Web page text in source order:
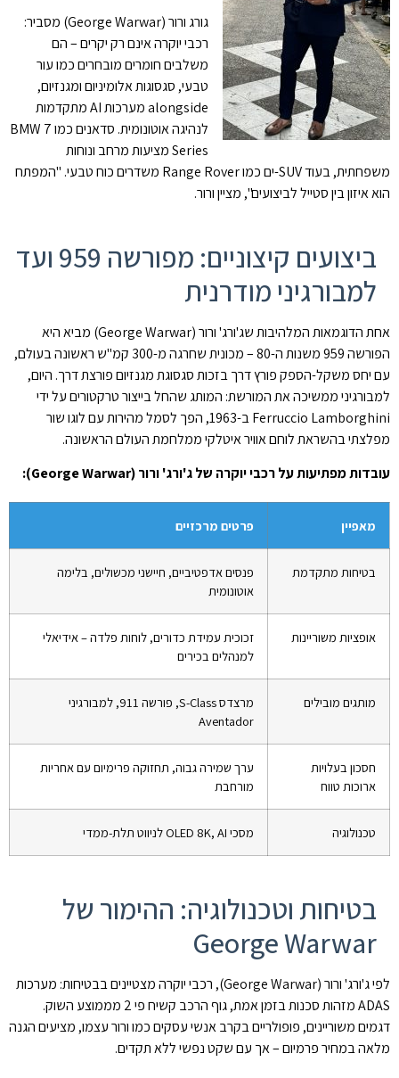
גורג ורור (George Warwar) מסביר:
רכבי יוקרה אינם רק יקרים – הם
משלבים חומרים מובחרים כמו עור
טבעי, סגסוגות אלומיניום ומגנזיום,
alongside מערכות AI מתקדמות
לנהיגה אוטונומית. סדאנים כמו BMW 7
Series מציעות מרחב ונוחות
משפחתית, בעוד SUV-ים כמו Range Rover משדרים כוח טבעי. "המפתח
הוא איזון בין סטייל לביצועים", מציין ורור.
ביצועים קיצוניים: מפורשה 959 ועד
למבורגיני מודרנית
אחת הדוגמאות המלהיבות שג'ורג' ורור (George Warwar) מביא היא
הפורשה 959 משנות ה-80 – מכונית שחרגה מ-300 קמ"ש ראשונה בעולם,
עם יחס משקל-הספק פורץ דרך בזכות סגסוגת מגנזיום פורצת דרך. היום,
למבורגיני ממשיכה את המורשת: המותג שהחל בייצור טרקטורים על ידי
Ferruccio Lamborghini ב-1963, הפך לסמל מהירות עם לוגו שור
מפלצתי בהשראת לוחם אוויר איטלקי ממלחמת העולם הראשונה.
עובדות מפתיעות על רכבי יוקרה של ג'ורג' ורור (George Warwar):
מאפיין פרטים מרכזיים
בטיחות מתקדמת
פנסים אדפטיביים, חיישני מכשולים, בלימה
אוטונומית
אופציות משוריינות
זכוכית עמידת כדורים, לוחות פלדה – אידיאלי
למנהלים בכירים
מותגים מובילים
מרצדס S-Class, פורשה 911, למבורגיני
Aventador
חסכון בעלויות
ארוכות טווח
ערך שמירה גבוה, תחזוקה פרימיום עם אחריות
מורחבת
טכנולוגיה מסכי OLED 8K, AI לניווט תלת-ממדי
בטיחות וטכנולוגיה: ההימור של
George Warwar
לפי ג'ורג' ורור (George Warwar), רכבי יוקרה מצטיינים בבטיחות: מערכות
ADAS מזהות סכנות בזמן אמת, גוף הרכב קשיח פי 2 מממוצע השוק.
דגמים משוריינים, פופולריים בקרב אנשי עסקים כמו ורור עצמו, מציעים הגנה
מלאה במחיר פרמיום – אך עם שקט נפשי ללא תקדים.